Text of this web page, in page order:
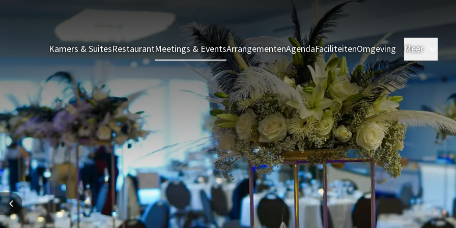
Kamers & SuitesRestaurantMeetings & EventsArrangementenAgendaFaciliteitenOmgeving Meer